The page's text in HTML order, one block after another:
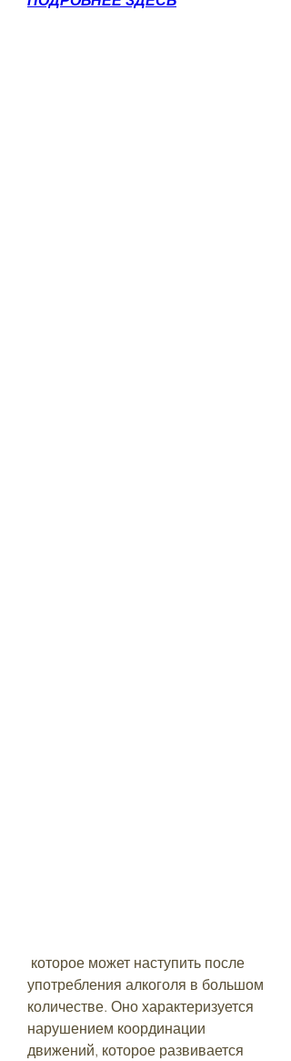
употребления алкоголя в большом
количестве. Оно характеризуется
нарушением координации
движений, которое развивается